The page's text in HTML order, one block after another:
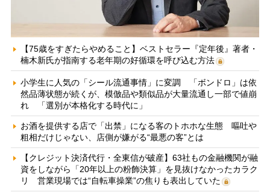
【75歳をすぎたらやめること】ベストセラー『定年後』著者・
楠木新氏が指南する老年期の好循環を呼び込む方法
小学生に人気の「シール流通事情」に変調 「ボンドロ」は依
然品薄状態が続くが、模倣品や類似品が大量流通し一部で値崩
れ 「選別が本格化する時代に」
お酒を提供する店で「出禁」になる客のトホホな生態 嘔吐や
粗相だけじゃない、店側が嫌がる“最悪の客”とは
【クレジット決済代行・全東信が破産】63社もの金融機関が融
資をしながら「20年以上の粉飾決算」を見抜けなかったカラク
リ 営業現場では“自転車操業”の焦りも表出していた